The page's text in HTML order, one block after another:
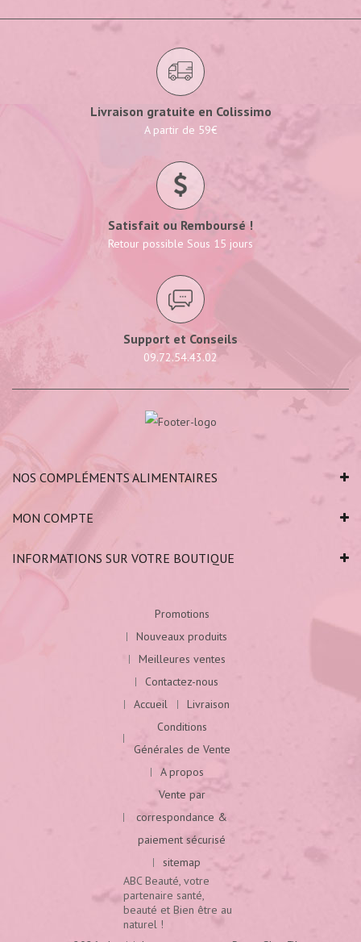
Livraison gratuite en Colissimo
A partir de 59€
Satisfait ou Remboursé !
Retour possible Sous 15 jours
Support et Conseils
09.72.54.43.02
NOS COMPLÉMENTS ALIMENTAIRES
MON COMPTE
INFORMATIONS SUR VOTRE BOUTIQUE
Promotions
Nouveaux produits
Meilleures ventes
Contactez-nous
Accueil
Livraison
Conditions
Générales de Vente
A propos
Vente par
correspondance &
paiement sécurisé
sitemap
ABC Beauté, votre
partenaire santé,
beauté et Bien être au
naturel !